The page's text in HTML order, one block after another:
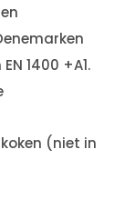
1400 +A1.
(niet in